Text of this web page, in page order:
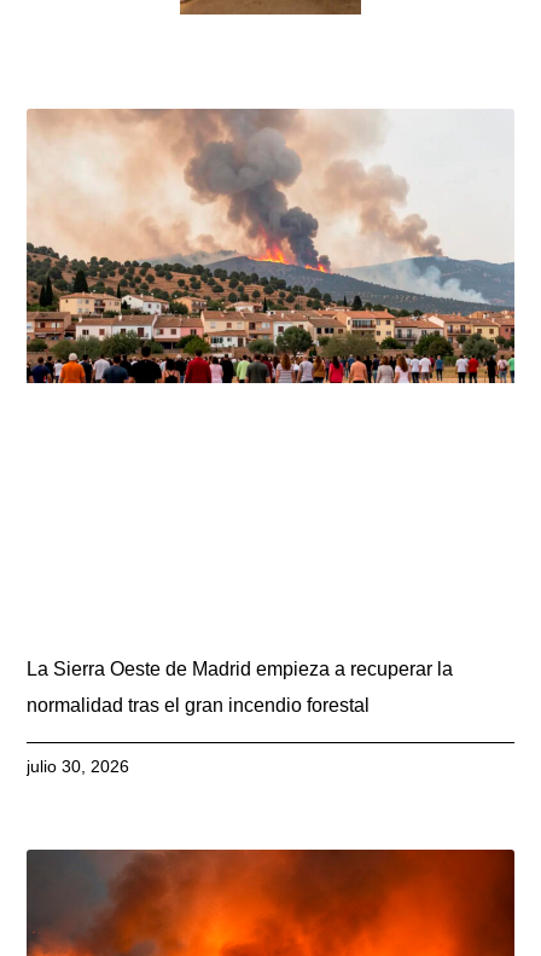
La Sierra Oeste de Madrid empieza a recuperar la
normalidad tras el gran incendio forestal
julio 30, 2026